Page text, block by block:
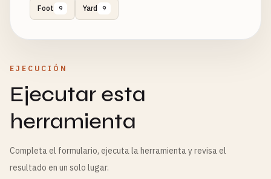
Foot 9 Yard 9
EJECUCIÓN
Ejecutar esta
herramienta
Completa el formulario, ejecuta la herramienta y revisa el
resultado en un solo lugar.